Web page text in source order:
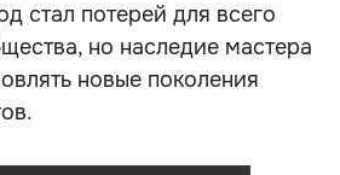
стал потерей для всего
но наследие мастера
новые поколения